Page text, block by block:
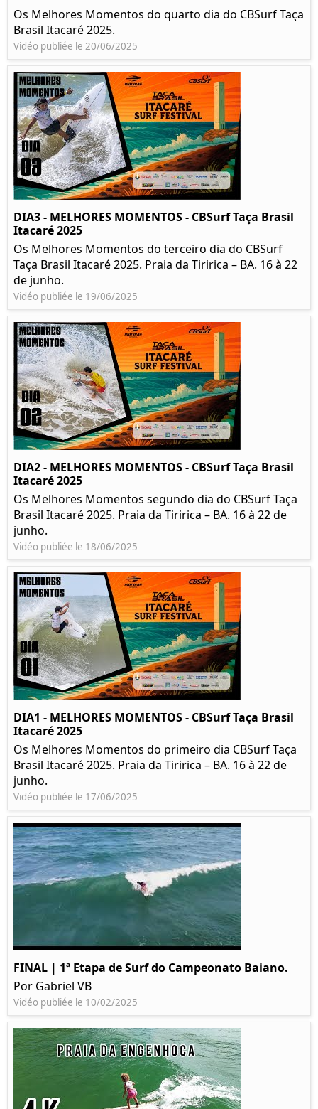
Os Melhores Momentos do quarto dia do CBSurf Taça
Brasil Itacaré 2025.
Vidéo publiée le 20/06/2025
DIA3 - MELHORES MOMENTOS - CBSurf Taça Brasil
Itacaré 2025
Os Melhores Momentos do terceiro dia do CBSurf
Taça Brasil Itacaré 2025. Praia da Tiririca – BA. 16 à 22
de junho.
Vidéo publiée le 19/06/2025
DIA2 - MELHORES MOMENTOS - CBSurf Taça Brasil
Itacaré 2025
Os Melhores Momentos segundo dia do CBSurf Taça
Brasil Itacaré 2025. Praia da Tiririca – BA. 16 à 22 de
junho.
Vidéo publiée le 18/06/2025
DIA1 - MELHORES MOMENTOS - CBSurf Taça Brasil
Itacaré 2025
Os Melhores Momentos do primeiro dia CBSurf Taça
Brasil Itacaré 2025. Praia da Tiririca – BA. 16 à 22 de
junho.
Vidéo publiée le 17/06/2025
FINAL | 1ª Etapa de Surf do Campeonato Baiano.
Por Gabriel VB
Vidéo publiée le 10/02/2025